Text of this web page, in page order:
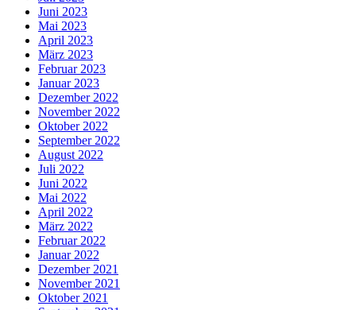
Juni 2023
Mai 2023
April 2023
März 2023
Februar 2023
Januar 2023
Dezember 2022
November 2022
Oktober 2022
September 2022
August 2022
Juli 2022
Juni 2022
Mai 2022
April 2022
März 2022
Februar 2022
Januar 2022
Dezember 2021
November 2021
Oktober 2021